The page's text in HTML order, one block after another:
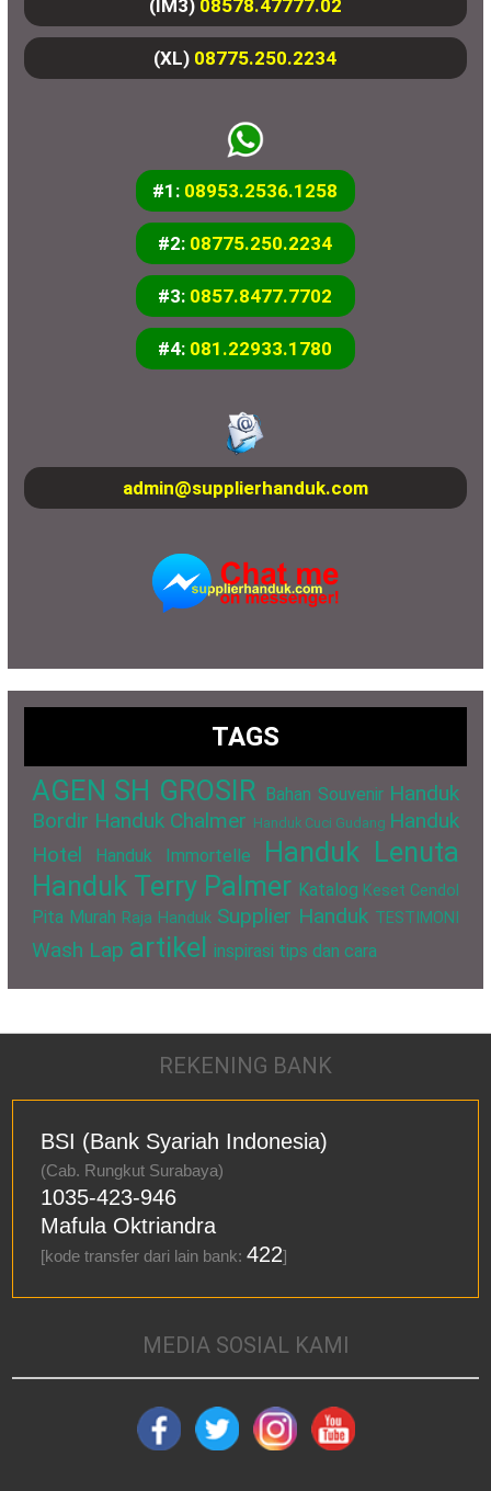
(IM3) 08578.47777.02
(XL) 08775.250.2234
#1: 08953.2536.1258
#2: 08775.250.2234
#3: 0857.8477.7702
#4: 081.22933.1780
admin@supplierhanduk.com
TAGS
AGEN SH GROSIR Bahan Souvenir Handuk
Bordir Handuk Chalmer Handuk Cuci Gudang Handuk
Hotel
Handuk Immortelle
Handuk Lenuta
Handuk Terry Palmer Katalog Keset Cendol
Pita Murah Raja Handuk Supplier Handuk TESTIMONI
Wash Lap artikel inspirasi tips dan cara
REKENING BANK
BSI (Bank Syariah Indonesia)
(Cab. Rungkut Surabaya)
1035-423-946
Mafula Oktriandra
[kode transfer dari lain bank:422]
MEDIA SOSIAL KAMI